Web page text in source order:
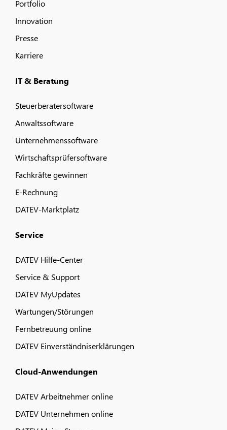
Portfolio
Innovation
Presse
Karriere
IT & Beratung
Steuerberatersoftware
Anwaltssoftware
Unternehmenssoftware
Wirtschaftsprüfersoftware
Fachkräfte gewinnen
E-Rechnung
DATEV-Marktplatz
Service
DATEV Hilfe-Center
Service & Support
DATEV MyUpdates
Wartungen/Störungen
Fernbetreuung online
DATEV Einverständniserklärungen
Cloud-Anwendungen
DATEV Arbeitnehmer online
DATEV Unternehmen online